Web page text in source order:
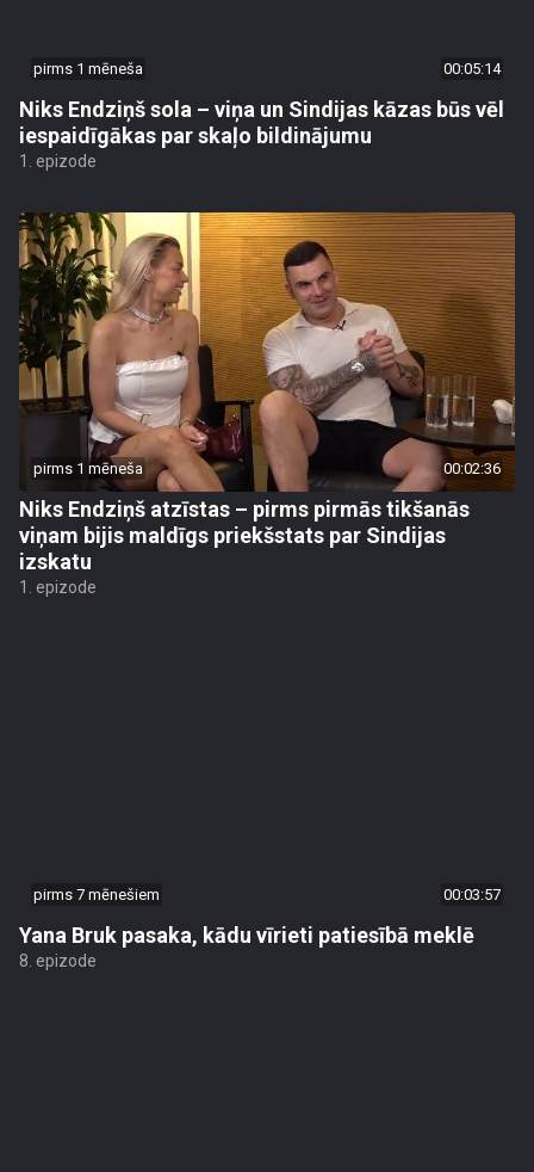
pirms 1 mēneša 00:05:14
Niks Endziņš sola – viņa un Sindijas kāzas būs vēl
iespaidīgākas par skaļo bildinājumu
1. epizode
pirms 1 mēneša 00:02:36
Niks Endziņš atzīstas – pirms pirmās tikšanās
viņam bijis maldīgs priekšstats par Sindijas
izskatu
1. epizode
pirms 7 mēnešiem 00:03:57
Yana Bruk pasaka, kādu vīrieti patiesībā meklē
8. epizode